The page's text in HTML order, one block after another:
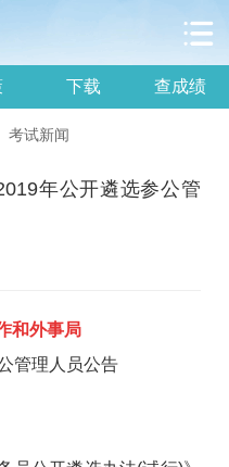
下载 查成绩
考试新闻
年公开遴选参公管
和外事局
管理人员公告